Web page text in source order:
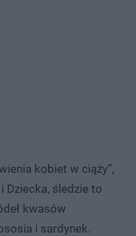
kobiet w ciąży”,
Dziecka, śledzie to
kwasów
i sardynek.